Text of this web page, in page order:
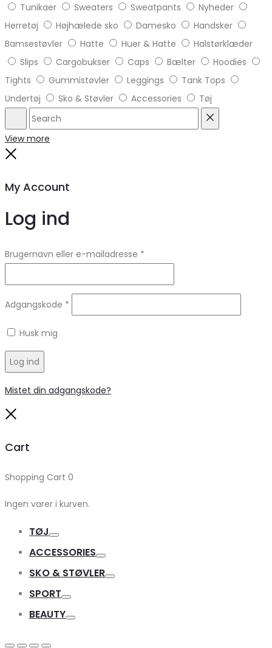
Tunikaer
Sweaters Sweatpants
Nyheder
Herretøj
Højhælede sko Damesko
Handsker
Bamsestøvler
Hatte Huer & Hatte
Halstørklæder
Slips
Cargobukser Caps Bælter
Hoodies
Tights
Gummistøvler Leggings
Tank Tops
Undertøj
Sko & Støvler Accessories Tøj
Search
View more
My Account
Log ind
Brugernavn eller e-mailadresse *
Adgangskode *
Husk mig
Log ind
Mistet din adgangskode?
Cart
Shopping Cart 0
Ingen varer i kurven.
TØJ
ACCESSORIES
SKO & STØVLER
SPORT
BEAUTY